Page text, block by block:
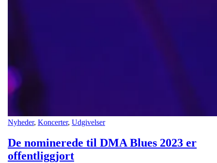
Nyheder, Koncerter, Udgivelser
De nominerede til DMA Blues 2023 er
offentliggjort